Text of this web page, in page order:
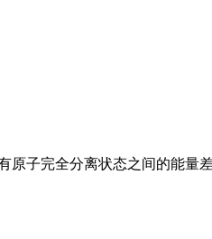
子完全分离状态之间的能量差